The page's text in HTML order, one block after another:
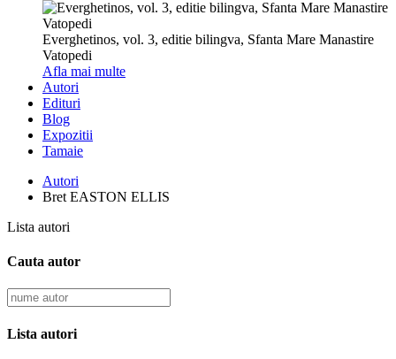
Everghetinos, vol. 3, editie bilingva, Sfanta Mare Manastire
Vatopedi
Afla mai multe
Autori
Edituri
Blog
Expozitii
Tamaie
Autori
Bret EASTON ELLIS
Lista autori
Cauta autor
Lista autori